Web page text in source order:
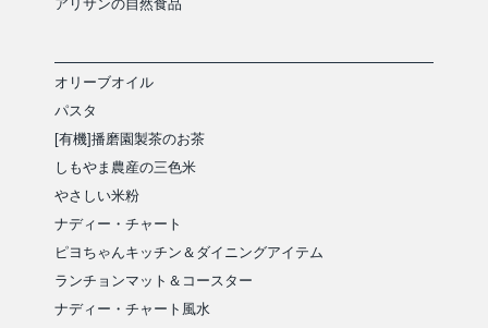
アリサンの自然食品
オリーブオイル
パスタ
[有機]播磨園製茶のお茶
しもやま農産の三色米
やさしい米粉
ナディー・チャート
ピヨちゃんキッチン＆ダイニングアイテム
ランチョンマット＆コースター
ナディー・チャート風水